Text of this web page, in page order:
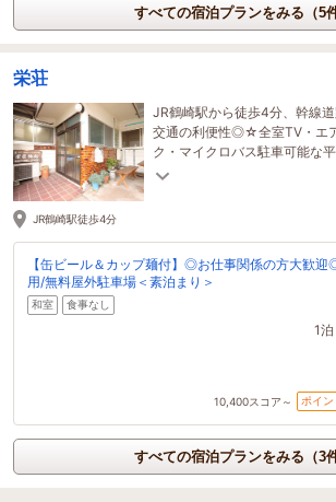
すべての宿泊プランをみる（5件
栄荘
JR鶴崎駅から徒歩4分、幹線道
交通の利便性◎☆全室TV・エ
ク・マイクロバス駐車可能な
時事前連絡要）お得な連泊プラ
JR鶴崎駅徒歩4分
【缶ビール＆カップ麺付】◎お仕事関係の方大歓
用/無料屋外駐車場＜素泊まり＞
和室 食事なし
1泊
10,400スコア～ ポイン
すべての宿泊プランをみる（3件